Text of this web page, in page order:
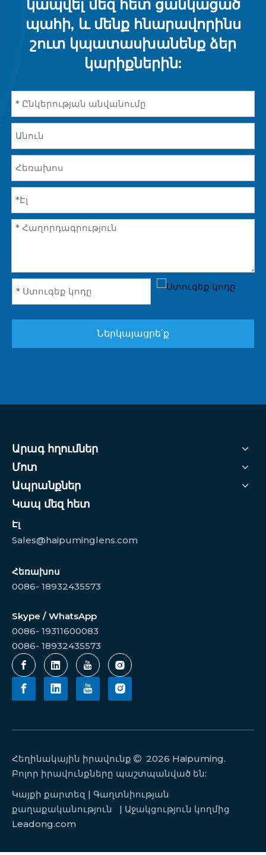
կապվել մեզ հետ ցանկացած
պահի, և մենք հնարավորինս
շուտ կպատասխանենք ձեր
կարիքներին:
Ներկայացրե՛ք
Արագ հղումներ
Մոտ
Ապրանքներ
Կապ մեզ հետ
Էլ
Sales@haipuminglens.com
Հեռախոս
0086- 18932435573
Skype / WhatsApp
0086- 19311600083
0086- 18932435573
Հեղինակային իրավունք  2026 Haipuming.
Բոլոր իրավունքները պաշտպանված են:
Կայքի քարտեզ | Գաղտնիության
քաղաքականություն
| Աջակցություն կողմից
Leadong.com